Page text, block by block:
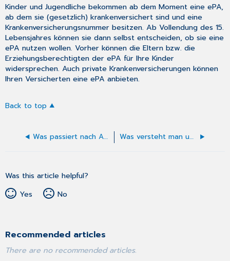
Kinder und Jugendliche bekommen ab dem Moment eine ePA,
ab dem sie (gesetzlich) krankenversichert sind und eine
Krankenversicherungsnummer besitzen. Ab Vollendung des 15.
Lebensjahres können sie dann selbst entscheiden, ob sie eine
ePA nutzen wollen. Vorher können die Eltern bzw. die
Erziehungsberechtigten der ePA für Ihre Kinder
widersprechen. Auch private Krankenversicherungen können
Ihren Versicherten eine ePA anbieten.
Back to top
Was passiert nach Ablauf der 90 Tage mit den Daten in der ePA? Was versteht man unter der elektronischen Medikationsliste,dem elektronischen Medikationsplan und dem digital gestützten Medikationsprozess?
Was this article helpful?
Yes
No
Recommended articles
There are no recommended articles.